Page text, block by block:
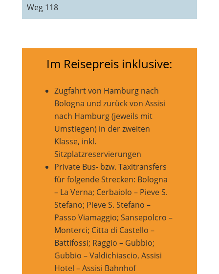
Weg 118
Im Reisepreis inklusive:
Zugfahrt von Hamburg nach
Bologna und zurück von Assisi
nach Hamburg (jeweils mit
Umstiegen) in der zweiten
Klasse, inkl.
Sitzplatzreservierungen
Private Bus- bzw. Taxitransfers
für folgende Strecken: Bologna
– La Verna; Cerbaiolo – Pieve S.
Stefano; Pieve S. Stefano –
Passo Viamaggio; Sansepolcro –
Monterci; Citta di Castello –
Battifossi; Raggio – Gubbio;
Gubbio – Valdichiascio, Assisi
Hotel – Assisi Bahnhof